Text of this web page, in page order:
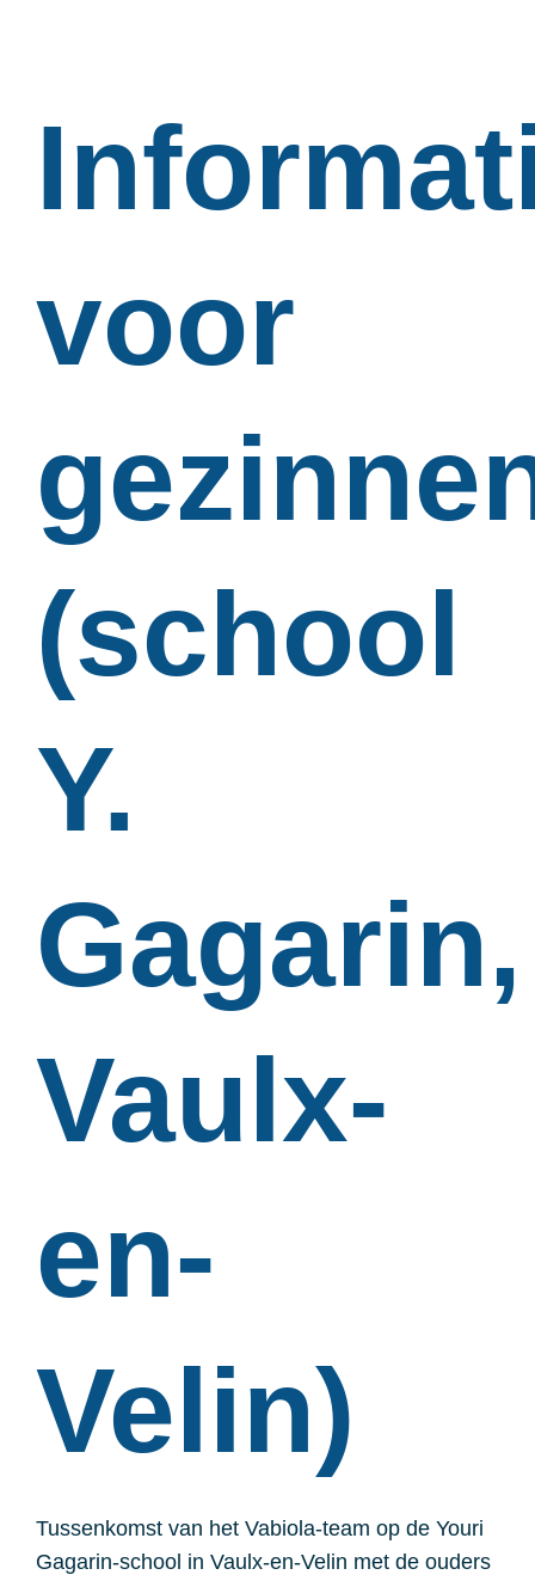
voor
(school
Y.
Gagarin,
Vaulx-
en-
Velin)
Tussenkomst van het Vabiola-team op de Youri
Gagarin-school in Vaulx-en-Velin met de ouders